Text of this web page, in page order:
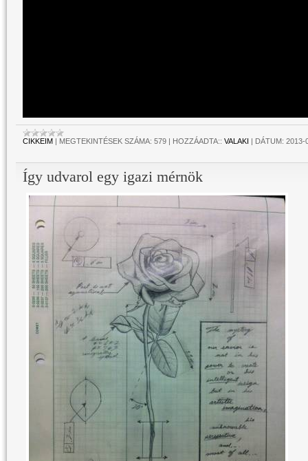
CIKKEIM | MEGTEKINTÉSEK SZÁMA: 579 | HOZZÁADTA:: VALAKI | DÁTUM: 2013-
Így udvarol egy igazi mérnök